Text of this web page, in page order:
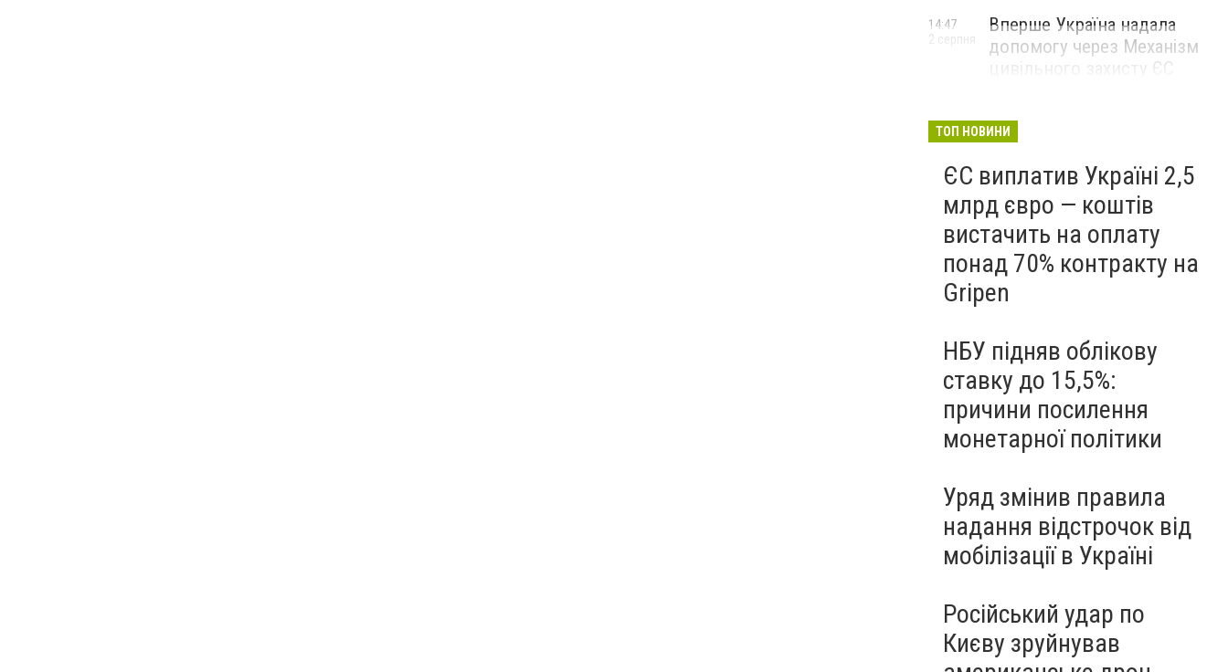
Вперше Україна надала
допомогу через Механізм
цивільного захисту ЄС
14:47
2 серпня
ТОП НОВИНИ
ЄС виплатив Україні 2,5
млрд євро — коштів
вистачить на оплату
понад 70% контракту на
Gripen
НБУ підняв облікову
ставку до 15,5%:
причини посилення
монетарної політики
Уряд змінив правила
надання відстрочок від
мобілізації в Україні
Російський удар по
Києву зруйнував